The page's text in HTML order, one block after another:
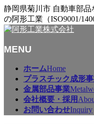
静岡県菊川市 自動車部
の阿形工業（ISO9001/
MENU
ホームHome
プラスチック成形
金属部品事業
会社概要・採用
お問い合わせInquiry